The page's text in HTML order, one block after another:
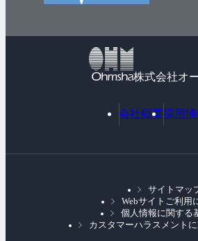
株式会社オ
会社概要採用情
サイトマッ
Webサイトご利用
個人情報に関する
カスタマーハラスメント